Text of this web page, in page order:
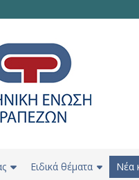
Ειδικά θέματα Νέα